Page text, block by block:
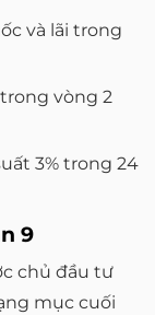
và lãi trong
vòng 2
3% trong 24
9
chủ đầu tư
mục cuối